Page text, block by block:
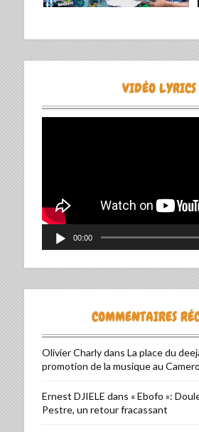
VIDÉO LYRICS
00:00
COMMENTAIRES
Olivier Charlydans La place du
promotion de la musique au
Ernest DJIELE dans « Ebofo »:
Pestre, un retour fracassant